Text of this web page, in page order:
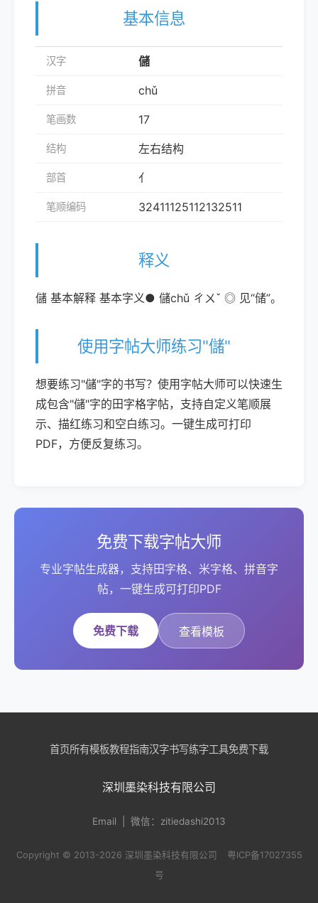
基本信息
汉字 儲
拼音 chǔ
笔画数 17
结构 左右结构
部首 亻
笔顺编码 32411125112132511
释义
儲 基本解释 基本字义● 儲chǔ ㄔㄨˇ ◎ 见“储”。
使用字帖大师练习"儲"
想要练习"儲"字的书写？使用字帖大师可以快速生
成包含"儲"字的田字格字帖，支持自定义笔顺展
示、描红练习和空白练习。一键生成可打印
PDF，方便反复练习。
免费下载字帖大师
专业字帖生成器，支持田字格、米字格、拼音字
帖，一键生成可打印PDF
免费下载 查看模板
首页所有模板教程指南汉字书写练字工具免费下载
深圳墨染科技有限公司
Email | 微信：zitiedashi2013
Copyright © 2013-2026 深圳墨染科技有限公司
粤ICP备17027355
号